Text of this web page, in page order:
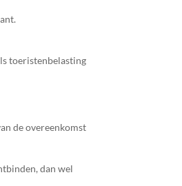
toeristenbelasting
de overeenkomst
dan wel